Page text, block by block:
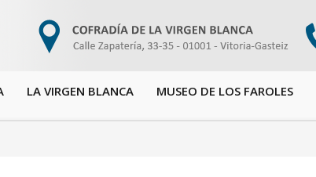
LA VIRGEN BLANCA MUSEO DE LOS FAROLES